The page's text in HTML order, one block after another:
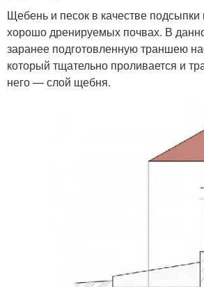
Щебень и песок в качестве
хорошо дренируемых почвах. В
заранее подготовленную траншею
который тщательно проливается и
него — слой щебня.